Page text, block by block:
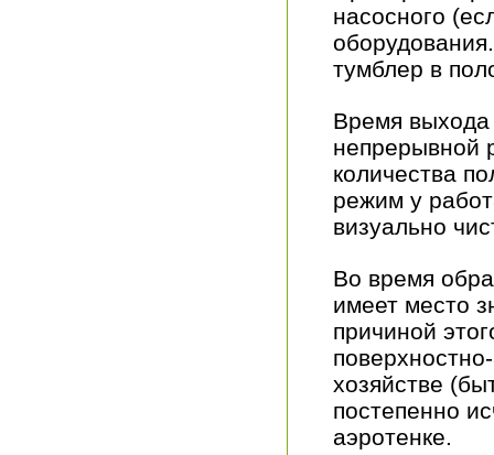
насосного
тумблер в
Время
непрерывной
количества
режим у
визуально
Во время
имеет место
причиной
хозяйстве
постепенно
аэротенке.